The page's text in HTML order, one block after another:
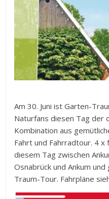
Am 30. Juni ist Garten-
Naturfans diesen Tag der
Kombination aus
Fahrt und Fahrradtour. 4
diesem Tag zwischen
Osnabrück und Ankum
Traum-Tour. Fahrpläne